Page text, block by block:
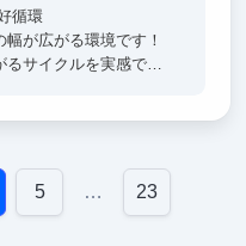
循環
が広がる環境です！
サイクルを実感でき
CAMP」
践課題を通じてアウ
5 … 23